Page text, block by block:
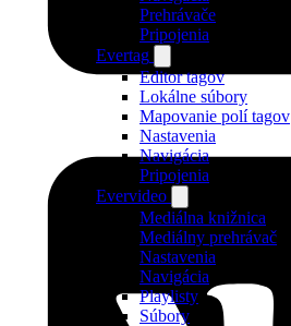
Prehrávače
Pripojenia
Evertag
Editor tagov
Lokálne súbory
Mapovanie polí tagov
Nastavenia
Navigácia
Pripojenia
Evervideo
Mediálna knižnica
Mediálny prehrávač
Nastavenia
Navigácia
Playlisty
Súbory